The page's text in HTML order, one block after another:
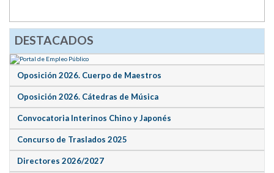
DESTACADOS
Oposición 2026. Cuerpo de Maestros
Oposición 2026. Cátedras de Música
Convocatoria Interinos Chino y Japonés
Concurso de Traslados 2025
Directores 2026/2027